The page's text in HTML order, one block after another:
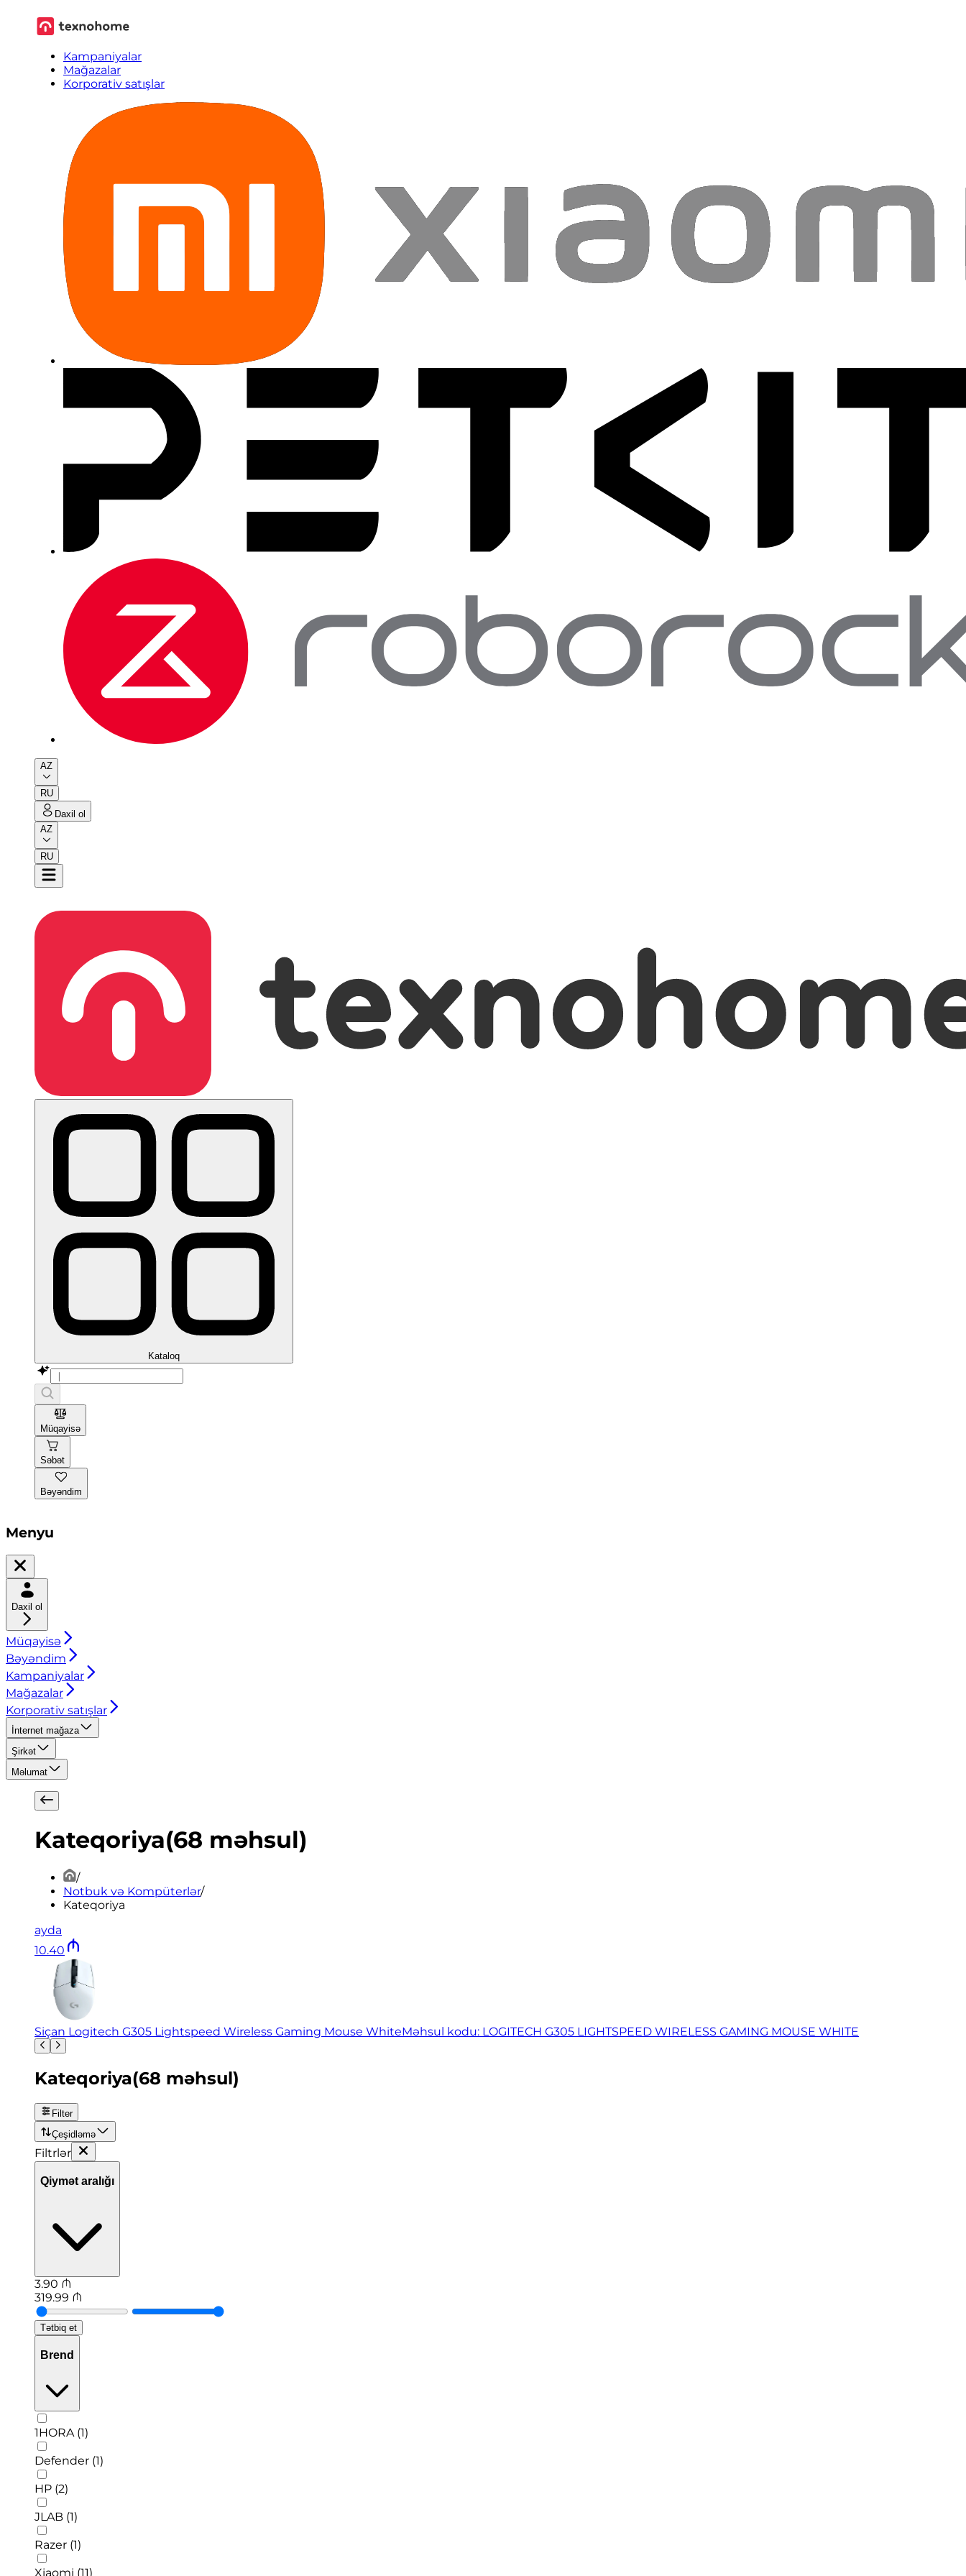
Kampaniyalar
Mağazalar
Korporativ satışlar
AZ
RU
Daxil ol
AZ
RU
Kataloq
Müqayisə
Səbət
Bəyəndim
Menyu
Daxil ol
Müqayisə
Bəyəndim
Kampaniyalar
Mağazalar
Korporativ satışlar
İnternet mağaza
Şirkət
Məlumat
Kateqoriya(68 məhsul)
/
Notbuk və Kompüterlər/
Kateqoriya
ayda
10.40
Siçan Logitech G305 Lightspeed Wireless Gaming Mouse WhiteMəhsul kodu: LOGITECH G305 LIGHTSPEED WIRELESS GAMING MOUSE WHITE
Kateqoriya(68 məhsul)
Filter
Çeşidləmə
Filtrlər
Qiymət aralığı
3.90 ₼
319.99 ₼
Tətbiq et
Brend
1HORA (1)
Defender (1)
HP (2)
JLAB (1)
Razer (1)
Xiaomi (11)